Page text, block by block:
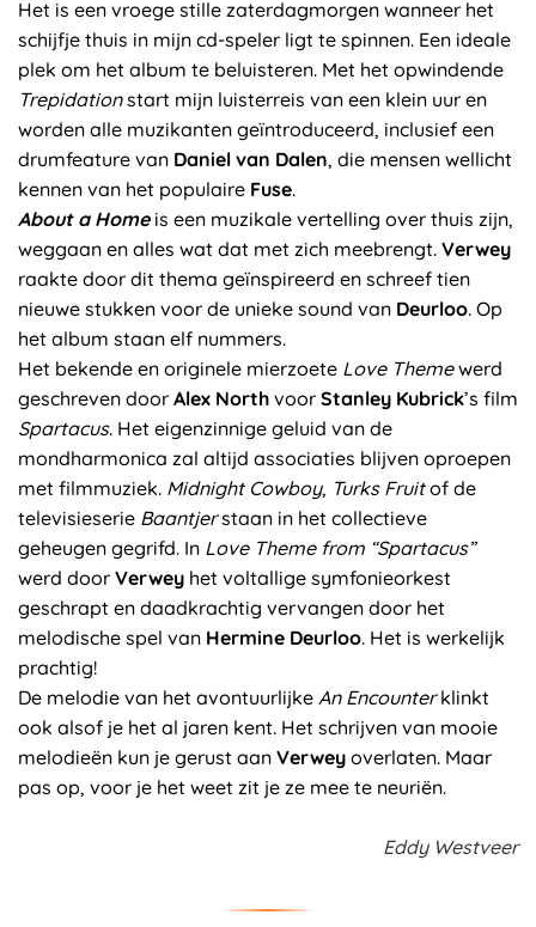
Het is een vroege stille zaterdagmorgen wanneer het
schijfje thuis in mijn cd-speler ligt te spinnen. Een ideale
plek om het album te beluisteren. Met het opwindende
Trepidationstart mijn luisterreis van een klein uur en
worden alle muzikanten geïntroduceerd, inclusief een
drumfeature van Daniel van Dalen, die mensen wellicht
kennen van het populaire Fuse.
About a Homeis een muzikale vertelling over thuis zijn,
weggaan en alles wat dat met zich meebrengt. Verwey
raakte door dit thema geïnspireerd en schreef tien
nieuwe stukken voor de unieke sound van Deurloo. Op
het album staan elf nummers.
Het bekende en originele mierzoete Love Themewerd
geschreven door Alex North voor Stanley Kubrick’s film
Spartacus. Het eigenzinnige geluid van de
mondharmonica zal altijd associaties blijven oproepen
met filmmuziek. Midnight Cowboy, Turks Fruitof de
televisieserie Baantjerstaan in het collectieve
geheugen gegrifd. In Love Theme from “Spartacus”
werd door Verwey het voltallige symfonieorkest
geschrapt en daadkrachtig vervangen door het
melodische spel van Hermine Deurloo. Het is werkelijk
prachtig!
De melodie van het avontuurlijke An Encounterklinkt
ook alsof je het al jaren kent. Het schrijven van mooie
melodieën kun je gerust aan Verwey overlaten. Maar
pas op, voor je het weet zit je ze mee te neuriën.
Eddy Westveer